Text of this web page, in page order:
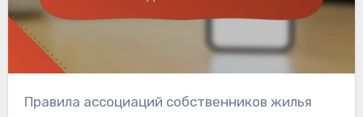
Правила ассоциаций собственников жилья